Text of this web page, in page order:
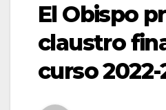
El Obispo
claustro
curso 2022-